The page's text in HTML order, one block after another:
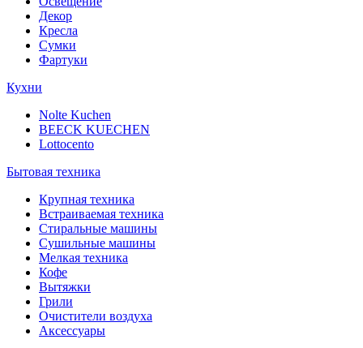
Декор
Кресла
Сумки
Фартуки
Кухни
Nolte Kuchen
BEECK KUECHEN
Lottocento
Бытовая техника
Крупная техника
Встраиваемая техника
Стиральные машины
Сушильные машины
Мелкая техника
Кофе
Вытяжки
Грили
Очистители воздуха
Аксессуары